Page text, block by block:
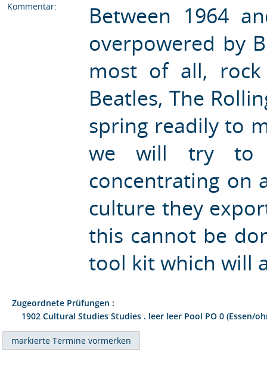
Kommentar:
Between 1964
overpowered by
most of all, rock
Beatles, The
spring readily to
we will try to
concentrating on
culture they
this cannot be
tool kit which will
Zugeordnete Prüfungen :
1902 Cultural Studies Studies . leer leer Pool PO 0 (Essen/